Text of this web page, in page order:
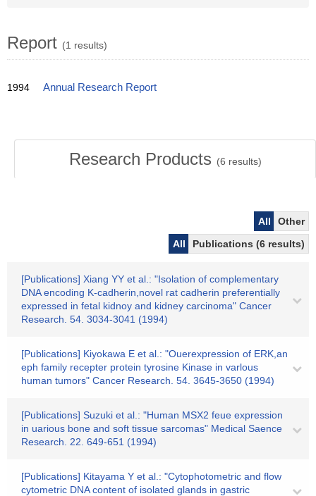
Report (1 results)
1994 Annual Research Report
Research Products (6 results)
All
Other
All
Publications (6 results)
[Publications] Xiang YY et al.: "Isolation of complementary
DNA encoding K-cadherin,novel rat cadherin preferentially
expressed in fetal kidnoy and kidney carcinoma" Cancer
Research. 54. 3034-3041 (1994)
[Publications] Kiyokawa E et al.: "Ouerexpression of ERK,an
eph family recepter protein tyrosine Kinase in varlous
human tumors" Cancer Research. 54. 3645-3650 (1994)
[Publications] Suzuki et al.: "Human MSX2 feue expression
in uarious bone and soft tissue sarcomas" Medical Saence
Research. 22. 649-651 (1994)
[Publications] Kitayama Y et al.: "Cytophotometric and flow
cytometric DNA content of isolated glands in gastric